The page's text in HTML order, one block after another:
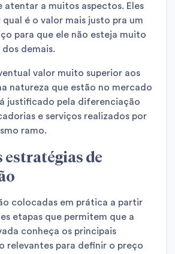
atentar a muitos aspectos. Eles
é o valor mais justo pra um
para que ele não esteja muito
demais.
valor muito superior aos
natureza que estão no mercado
justificado pela diferenciação
e serviços realizados por
ramo.
estratégias de
colocadas em prática a partir
etapas que permitem que a
conheça os principais
relevantes para definir o preço